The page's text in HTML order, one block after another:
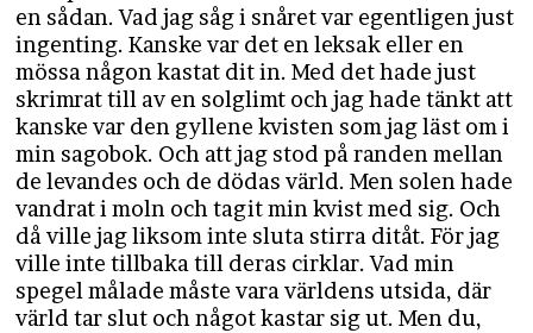
en sådan. Vad jag såg i snåret var egentligen just
ingenting. Kanske var det en leksak eller en
mössa någon kastat dit in. Med det hade just
skrimrat till av en solglimt och jag hade tänkt att
kanske var den gyllene kvisten som jag läst om i
min sagobok. Och att jag stod på randen mellan
de levandes och de dödas värld. Men solen hade
vandrat i moln och tagit min kvist med sig. Och
då ville jag liksom inte sluta stirra ditåt. För jag
ville inte tillbaka till deras cirklar. Vad min
spegel målade måste vara världens utsida, där
värld tar slut och något kastar sig ut. Men du,